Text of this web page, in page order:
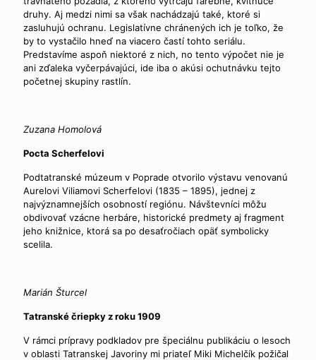
druhy. Aj medzi nimi sa však nachádzajú také, ktoré si
zasluhujú ochranu. Legislatívne chránených ich je toľko, že
by to vystačilo hneď na viacero častí tohto seriálu.
Predstavíme aspoň niektoré z nich, no tento výpočet nie je
ani zďaleka vyčerpávajúci, ide iba o akúsi ochutnávku tejto
početnej skupiny rastlín.
Zuzana Homolová
Pocta Scherfelovi
Podtatranské múzeum v Poprade otvorilo výstavu venovanú
Aurelovi Viliamovi Scherfelovi (1835 – 1895), jednej z
najvýznamnejších osobností regiónu. Návštevníci môžu
obdivovať vzácne herbáre, historické predmety aj fragment
jeho knižnice, ktorá sa po desaťročiach opäť symbolicky
scelila.
Marián Šturcel
Tatranské čriepky z roku 1909
V rámci prípravy podkladov pre špeciálnu publikáciu o lesoch
v oblasti Tatranskej Javoriny mi priateľ Miki Michelčík požičal